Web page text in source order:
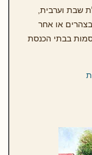
שבת וערבית,
או אחר
בבתי הכנסת